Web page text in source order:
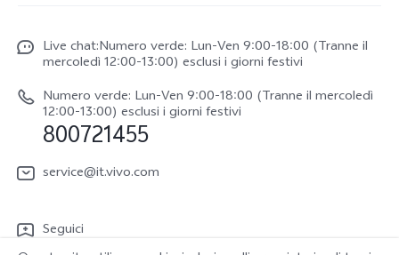
V70 FE
vivo Watch GT 2
Y31 5G
vivo Buds Air3
Funtouch OS
Aggiornamento del sistema
Manuale utente
Informazioni sulla Garanzia
Scarica le LUT per il ripristino di Log
Lavori con noi
Netiquette vivo
Note legali
Centro per la privacy di vivo
Live chat:Numero verde: Lun-Ven 9:00-18:00 (Tranne il
mercoledì 12:00-13:00) esclusi i giorni festivi
Numero verde: Lun-Ven 9:00-18:00 (Tranne il mercoledì
12:00-13:00) esclusi i giorni festivi
800721455
service@it.vivo.com
Seguici